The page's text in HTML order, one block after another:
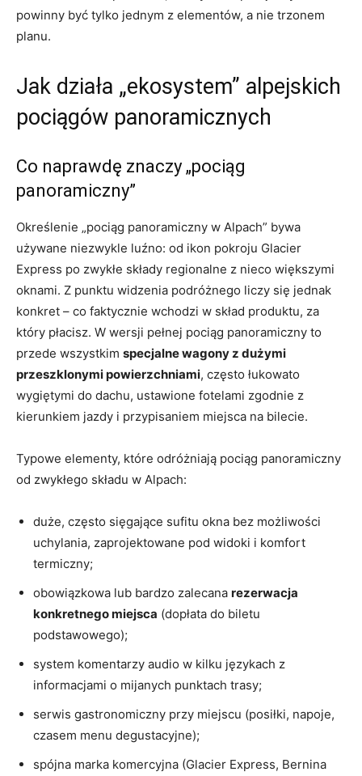
powinny być tylko jednym z elementów, a nie trzonem
planu.
Jak działa „ekosystem” alpejskich
pociągów panoramicznych
Co naprawdę znaczy „pociąg
panoramiczny”
Określenie „pociąg panoramiczny w Alpach” bywa
używane niezwykle luźno: od ikon pokroju Glacier
Express po zwykłe składy regionalne z nieco większymi
oknami. Z punktu widzenia podróżnego liczy się jednak
konkret – co faktycznie wchodzi w skład produktu, za
który płacisz. W wersji pełnej pociąg panoramiczny to
przede wszystkim specjalne wagony z dużymi
przeszklonymi powierzchniami, często łukowato
wygiętymi do dachu, ustawione fotelami zgodnie z
kierunkiem jazdy i przypisaniem miejsca na bilecie.
Typowe elementy, które odróżniają pociąg panoramiczny
od zwykłego składu w Alpach:
duże, często sięgające sufitu okna bez możliwości
uchylania, zaprojektowane pod widoki i komfort
termiczny;
obowiązkowa lub bardzo zalecana rezerwacja
konkretnego miejsca (dopłata do biletu
podstawowego);
system komentarzy audio w kilku językach z
informacjami o mijanych punktach trasy;
serwis gastronomiczny przy miejscu (posiłki, napoje,
czasem menu degustacyjne);
spójna marka komercyjna (Glacier Express, Bernina